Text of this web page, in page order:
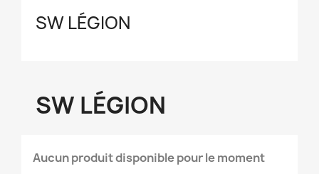
SW LÉGION
SW LÉGION
Aucun produit disponible pour le moment